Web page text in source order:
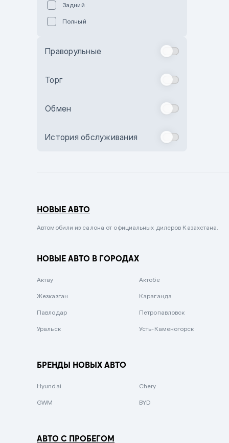
Бежевый
Комбинированный
Сиреневый металлик
Вишневый
Зеленый металлик
Задний
Полный
Праворульные
Торг
Обмен
История обслуживания
НОВЫЕ АВТО
Автомобили из салона от официальных дилеров Казахстана.
НОВЫЕ АВТО В ГОРОДАХ
Актау Актобе
Жезказган Караганда
Павлодар Петропавловск
Уральск Усть-Каменогорск
БРЕНДЫ НОВЫХ АВТО
Hyundai Chery
GWM BYD
АВТО С ПРОБЕГОМ